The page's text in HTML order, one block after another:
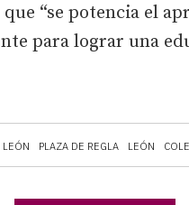
LEÓN PLAZA DE REGLA LEÓN
“se potencia el
para lograr una